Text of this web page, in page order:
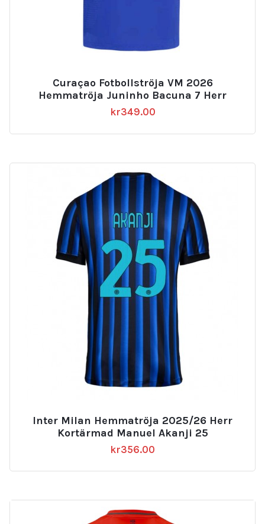
Curaçao Fotbollströja VM 2026
Hemmatröja Juninho Bacuna 7 Herr
kr349.00
Inter Milan Hemmatröja 2025/26 Herr
Kortärmad Manuel Akanji 25
kr356.00